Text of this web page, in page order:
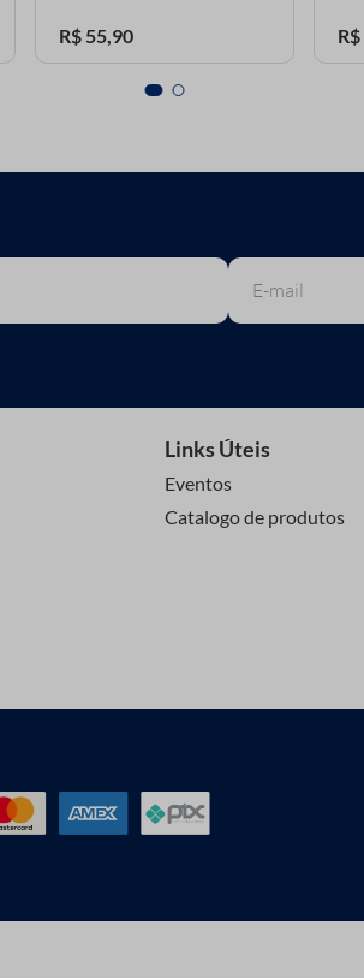
R$ 55,90 R$
Links Úteis
Eventos
Catalogo de produtos